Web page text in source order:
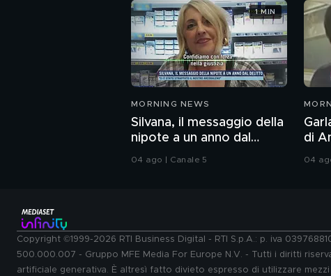
MORNING NEWS
Silvana, il messaggio della
nipote a un anno dal
delitto
04 ago | Canale 5
1 MIN
di
04
Copyright ©1999-2026 RTI Business Digital - RTI S.p.A.: p. iva
500.000.007 - Gruppo MFE Media For Europe N.V. - Tutti i diritti
artificiale generativa. È altresì fatto divieto espresso di utilizzare